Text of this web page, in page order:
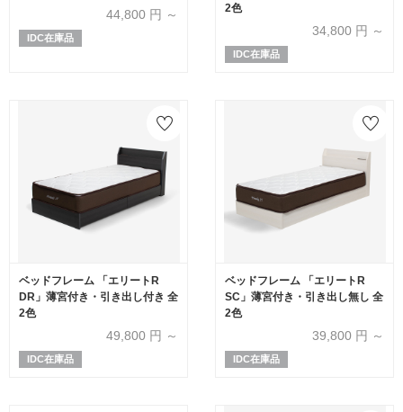
44,800 円 ～
IDC在庫品
2色
34,800 円 ～
IDC在庫品
ベッドフレーム 「エリートR
DR」薄宮付き・引き出し付き 全
2色
49,800 円 ～
IDC在庫品
ベッドフレーム 「エリートR
SC」薄宮付き・引き出し無し 全
2色
39,800 円 ～
IDC在庫品